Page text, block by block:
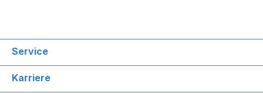
Service
Karriere